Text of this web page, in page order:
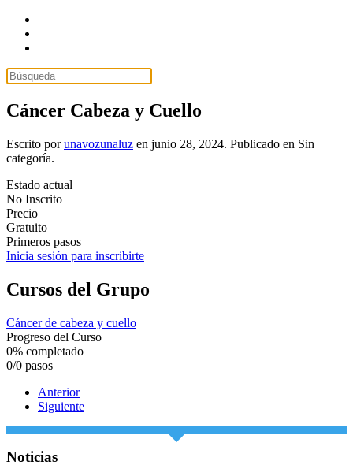
Cáncer Cabeza y Cuello
Escrito porunavozunaluz en junio 28, 2024. Publicado en Sin
categoría.
Estado actual
No Inscrito
Precio
Gratuito
Primeros pasos
Inicia sesión para inscribirte
Cursos del Grupo
Cáncer de cabeza y cuello
Progreso del Curso
0% completado
0/0 pasos
Anterior
Siguiente
Noticias